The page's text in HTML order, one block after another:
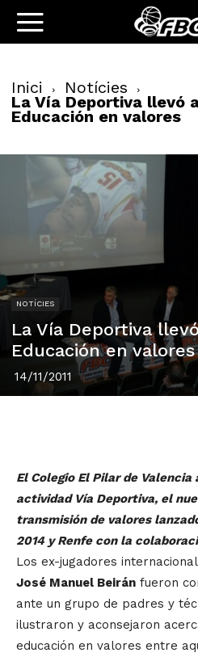
Inici Notícies
La Vía Deportiva llevó
Educación en valores
NOTÍCIES
La Vía Deportiva
Educación en valores
14/11/2011
El Colegio El Pilar de
actividad Vía Deportiva, el
transmisión de valores
2014 y Renfe con la
Los ex-jugadores
José Manuel Beirán fueron
ante un grupo de padres y
ilustraron y aconsejaron
educación en valores entre